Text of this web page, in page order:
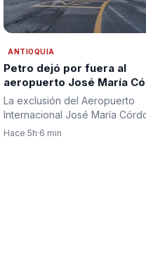
ANTIOQUIA
Petro dejó por fuera al
aeropuerto José María
del Conpes aeroportuario
en duda la segunda pista
La exclusión del Aeropuerto
Internacional José María
Rionegro del nuevo Conpes…
Hace 5h·6 min